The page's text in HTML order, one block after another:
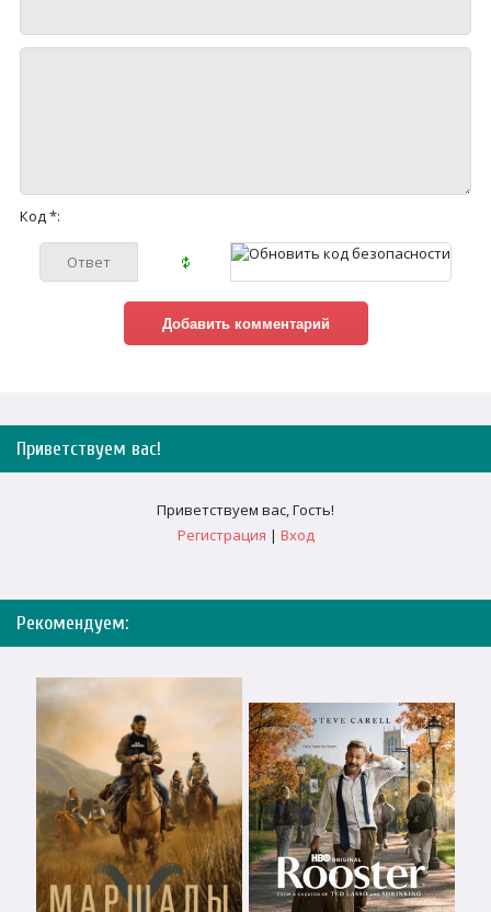
Код *:
Приветствуем вас!
Приветствуем вас,Гость!
Регистрация | Вход
Рекомендуем: